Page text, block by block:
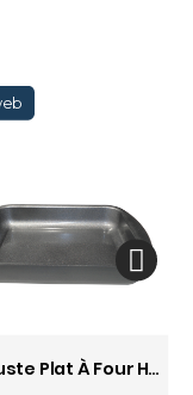
Le Giuste Plat À Four Haut Revêtement EXP 35x27 Cm - TVS